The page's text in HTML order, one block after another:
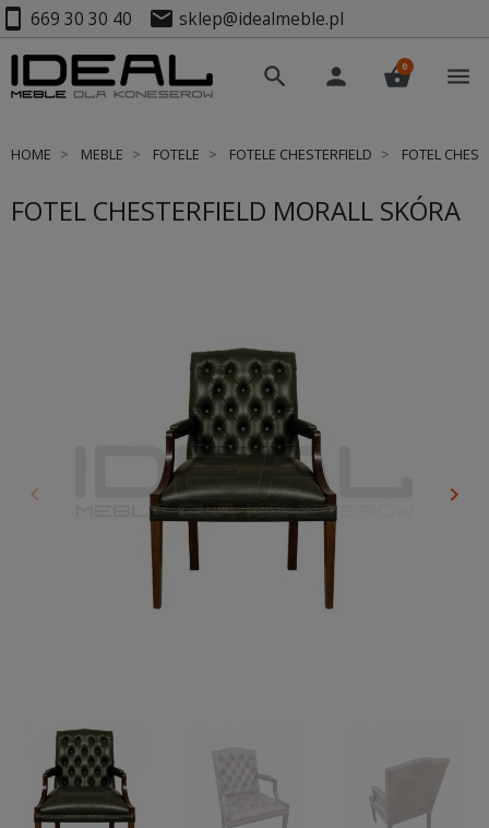
smartphone 669 30 30 40 mail sklep@idealmeble.pl
search person shopping_basket
0 menu
HOME MEBLE FOTELE FOTELE CHESTERFIELD FOTEL
FOTEL CHESTERFIELD MORALL SKÓRA
Poprzedni
keyboard_arrow_left keyboard_arrow_right